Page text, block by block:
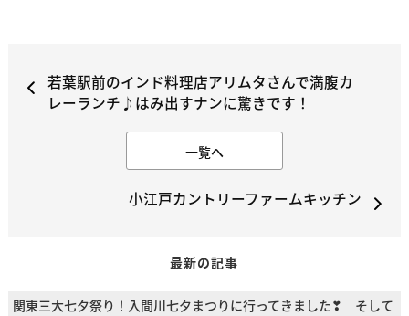
若葉駅前のインド料理店アリムタさんで満腹カ
レーランチ♪はみ出すナンに驚きです！
一覧へ
小江戸カントリーファームキッチン
最新の記事
関東三大七夕祭り！入間川七夕まつりに行ってきました❣ そして